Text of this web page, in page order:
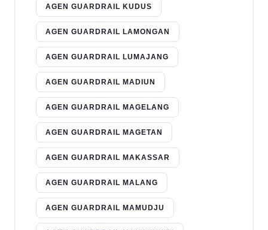
AGEN GUARDRAIL KUDUS
AGEN GUARDRAIL LAMONGAN
AGEN GUARDRAIL LUMAJANG
AGEN GUARDRAIL MADIUN
AGEN GUARDRAIL MAGELANG
AGEN GUARDRAIL MAGETAN
AGEN GUARDRAIL MAKASSAR
AGEN GUARDRAIL MALANG
AGEN GUARDRAIL MAMUDJU